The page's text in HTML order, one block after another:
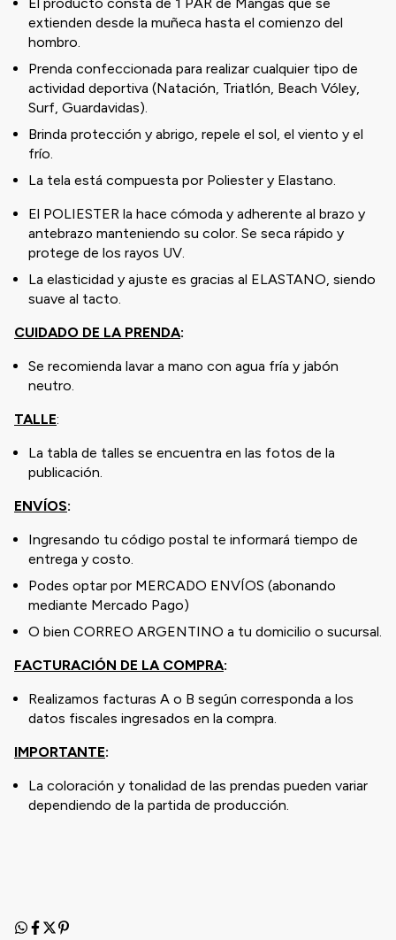
extienden desde la muñeca hasta el comienzo del
hombro.
Prenda confeccionada para realizar cualquier tipo de
actividad deportiva (Natación, Triatlón, Beach Vóley,
Surf, Guardavidas).
Brinda protección y abrigo, repele el sol, el viento y el
frío.
La tela está compuesta por Poliester y Elastano.
El POLIESTER la hace cómoda y adherente al brazo y
antebrazo manteniendo su color. Se seca rápido y
protege de los rayos UV.
La elasticidad y ajuste es gracias al ELASTANO, siendo
suave al tacto.
CUIDADO DE LA PRENDA:
Se recomienda lavar a mano con agua fría y jabón
neutro.
TALLE:
La tabla de talles se encuentra en las fotos de la
publicación.
ENVÍOS:
Ingresando tu código postal te informará tiempo de
entrega y costo.
Podes optar por MERCADO ENVÍOS (abonando
mediante Mercado Pago)
O bien CORREO ARGENTINO a tu domicilio o sucursal.
FACTURACIÓN DE LA COMPRA:
Realizamos facturas A o B según corresponda a los
datos fiscales ingresados en la compra.
IMPORTANTE:
La coloración y tonalidad de las prendas pueden variar
dependiendo de la partida de producción.